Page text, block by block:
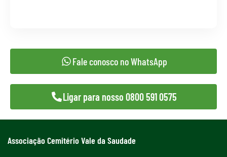
Fale conosco no WhatsApp
Ligar para nosso 0800 591 0575
Associação Cemitério Vale da Saudade